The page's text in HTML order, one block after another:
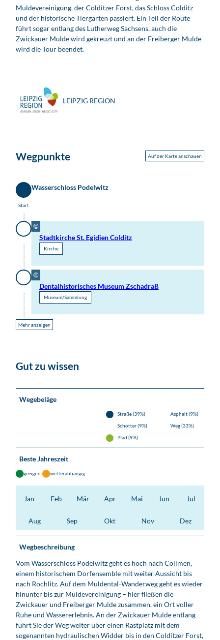
Muldevereinigung, der Colditzer Forst, das Schloss Colditz
und der historische Tiergarten passiert. Ein Teil der Route
führt sogar entlang des Lutherweg Sachsens, auch die
Zwickauer Mulde wird gekreuzt und an der Freiberger Mulde
wird die Tour beendet.
LEIPZIG REGION
Wegpunkte Auf der Karte anschauen
Start
Start
Wasserschloss Podelwitz
©
Stadtkirche St. Egidien Colditz
Kirche
©
Dentalhistorisches Museum Zschadraß
Museum/Sammlung
Mehr anzeigen
Gut zu wissen
Wegebeläge
Straße (39%)
Asphalt (9%)
Schotter (9%)
Weg (33%)
Pfad (9%)
Beste Jahreszeit
geeignet wetterabhängig
Jan Feb Mär Apr Mai Jun Jul
Aug Sep Okt Nov Dez
Wegbeschreibung
Vom Wasserschloss Podelwitz geht es hoch nach Collmen,
einem historischem Dorfensemble mit weiter Aussicht bis
nach Rochlitz. Auf dem Muldental-Wanderweg geht es wieder
hinunter bis zur Muldevereinigung – hier fließen die
Zwickauer und Freiberger Mulde zusammen, ein Ort voller
Ruhe und Wassererlebnis. An der Zwickauer Mulde entlang
führt Sie der Weg weiter über einen Rastplatz mit dem
sogenannten hydraulischen Widder bis in den Colditzer Forst,